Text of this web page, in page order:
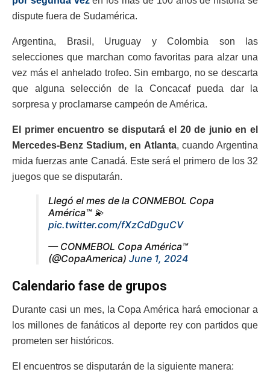
dispute fuera de Sudamérica.
Argentina, Brasil, Uruguay y Colombia son las
selecciones que marchan como favoritas para alzar una
vez más el anhelado trofeo. Sin embargo, no se descarta
que alguna selección de la Concacaf pueda dar la
sorpresa y proclamarse campeón de América.
El primer encuentro se disputará el 20 de junio en el
Mercedes-Benz Stadium, en Atlanta, cuando Argentina
mida fuerzas ante Canadá. Este será el primero de los 32
juegos que se disputarán.
Llegó el mes de la CONMEBOL Copa
América™ 💫
pic.twitter.com/fXzCdDguCV
— CONMEBOL Copa América™️
(@CopaAmerica) June 1, 2024
Calendario fase de grupos
Durante casi un mes, la Copa América hará emocionar a
los millones de fanáticos al deporte rey con partidos que
prometen ser históricos.
El encuentros se disputarán de la siguiente manera: